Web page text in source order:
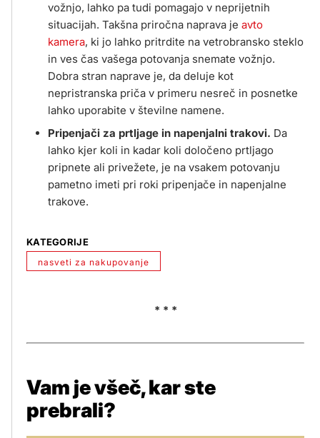
vožnjo, lahko pa tudi pomagajo v neprijetnih
situacijah. Takšna priročna naprava je avto
kamera, ki jo lahko pritrdite na vetrobransko steklo
in ves čas vašega potovanja snemate vožnjo.
Dobra stran naprave je, da deluje kot
nepristranska priča v primeru nesreč in posnetke
lahko uporabite v številne namene.
Pripenjači za prtljage in napenjalni trakovi. Da
lahko kjer koli in kadar koli določeno prtljago
pripnete ali privežete, je na vsakem potovanju
pametno imeti pri roki pripenjače in napenjalne
trakove.
KATEGORIJE
nasveti za nakupovanje
* * *
Vam je všeč, kar ste
prebrali?